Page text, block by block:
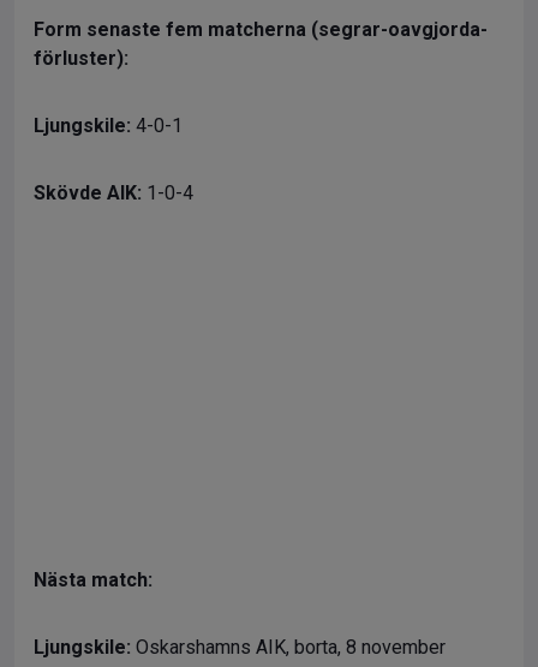
Form senaste fem matcherna (segrar-oavgjorda-
förluster):
Ljungskile: 4-0-1
Skövde AIK: 1-0-4
Nästa match:
Ljungskile: Oskarshamns AIK, borta, 8 november